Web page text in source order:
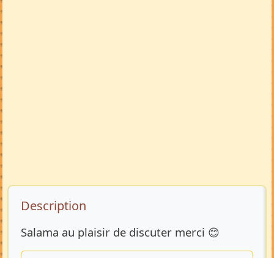
Description de l’annonce
Description
Salama au plaisir de discuter merci 😊